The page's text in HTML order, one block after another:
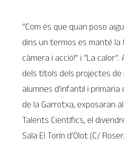
“Com és que quan poso
dins un termos es manté la
càmera i acció!” i “La
dels títols dels projectes de
alumnes d’infantil i
de la Garrotxa, exposaran
Talents Científics, el
Sala El Torín d’Olot (C/